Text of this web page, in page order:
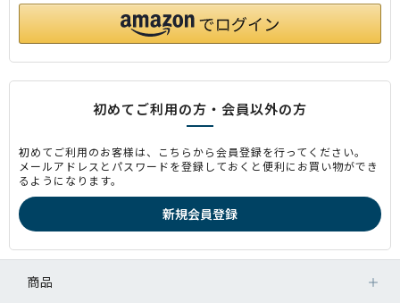
初めてご利用の方・会員以外の方
初めてご利用のお客様は、こちらから会員登録を行ってください。
メールアドレスとパスワードを登録しておくと便利にお買い物ができ
るようになります。
商品